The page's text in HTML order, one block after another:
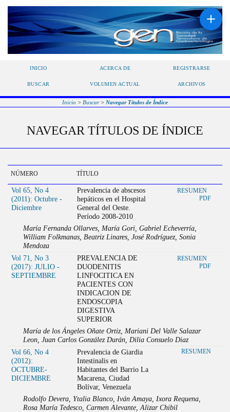
INICIO ACERCA DE REGISTRARSE
BUSCAR VOLUMEN ACTUAL ARCHIVOS
Inicio > Buscar> Navegar Títulos de Índice
NAVEGAR TÍTULOS DE ÍNDICE
NÚMERO TÍTULO
Vol 65, No 4
(2011): Octubre -
Diciembre
Prevalencia de abscesos
hepáticos en el Hospital
General del Oeste.
Período 2008-2010
RESUMEN
PDF
María Fernanda Ollarves, María Gori, Gabriel Echeverría,
William Folkmanas, Beatriz Linares, José Rodríguez, Sonia
Mendoza
Vol 71, No 3
(2017): JULIO -
SEPTIEMBRE
PREVALENCIA DE
DUODENITIS
LINFOCITICA EN
PACIENTES CON
INDICACION DE
ENDOSCOPIA
DIGESTIVA
SUPERIOR
RESUMEN
PDF
María de los Ángeles Oñate Ortiz, Mariani Del Valle Salazar
Leon, Juan Carlos González Durán, Dilia Consuelo Diaz
Vol 66, No 4
(2012):
OCTUBRE-
DICIEMBRE
Prevalencia de Giardia
Intestinalis en
Habitantes del Barrio La
Macarena, Ciudad
Bolívar, Venezuela
RESUMEN
Rodolfo Devera, Ytalia Blanco, Iván Amaya, Ixora Requena,
Rosa María Tedesco, Carmen Alevante, Alizar Chibil